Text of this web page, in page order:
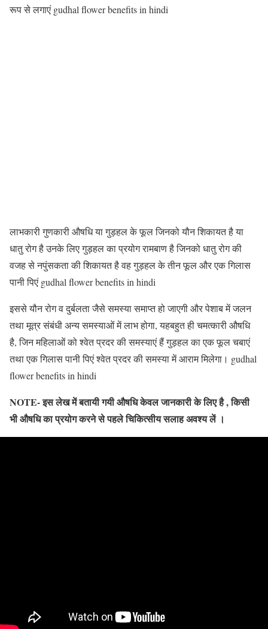
रूप से लगाएंgudhal flower benefits in hindi
लाभकारी गुणकारी औषधि या गुड़हल के फूल जिनको यौन शिकायत है या
धातु रोग है उनके लिए गुड़हल का प्रयोग रामबाण है जिनको धातु रोग की
वजह से नपुंसकता की शिकायत है वह गुड़हल के तीन फूल और एक गिलास
पानी पिएंgudhal flower benefits in hindi
इससे यौन रोग व दुर्बलता जैसे समस्या समाप्त हो जाएगी और पेशाब में जलन
तथा मूत्र संबंधी अन्य समस्याओं में लाभ होगा, यहबहुत ही चमत्कारी औषधि
है, जिन महिलाओं को श्वेत प्रदर की समस्याएं हैं गुड़हल का एक फूल चबाएं
तथा एक गिलास पानी पिएं श्वेत प्रदर की समस्या में आराम मिलेगा। gudhal
flower benefits in hindi
NOTE- इस लेख में बतायी गयी औषधि केवल जानकारी के लिए है , किसी
भी औषधि का प्रयोग करने से पहले चिकित्सीय सलाह अवश्य लें ।